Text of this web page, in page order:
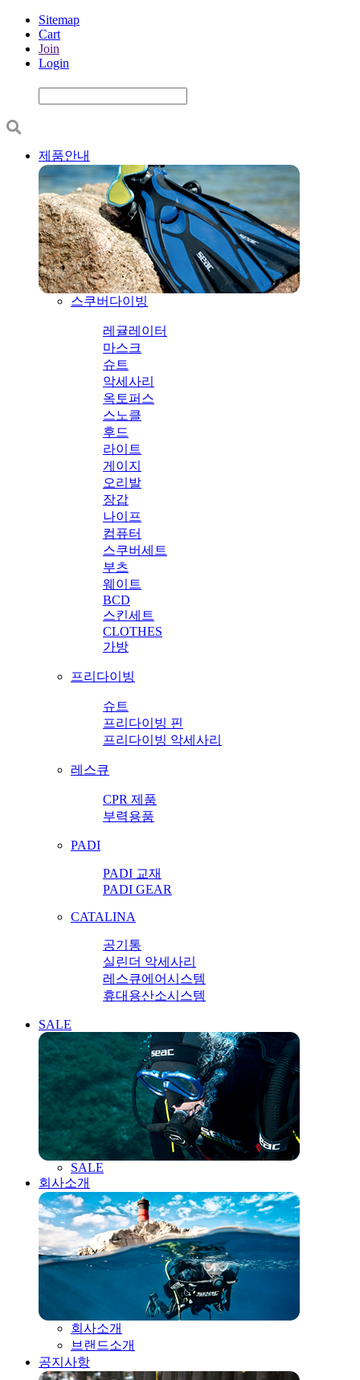
Sitemap
Cart
Join
Login
제품안내
스쿠버다이빙
레귤레이터
마스크
슈트
악세사리
옥토퍼스
스노클
후드
라이트
게이지
오리발
장갑
나이프
컴퓨터
스쿠버세트
부츠
웨이트
BCD
스킨세트
CLOTHES
가방
프리다이빙
슈트
프리다이빙 핀
프리다이빙 악세사리
레스큐
CPR 제품
부력용품
PADI
PADI 교재
PADI GEAR
CATALINA
공기통
실린더 악세사리
레스큐에어시스템
휴대용산소시스템
SALE
SALE
회사소개
회사소개
브랜드소개
공지사항